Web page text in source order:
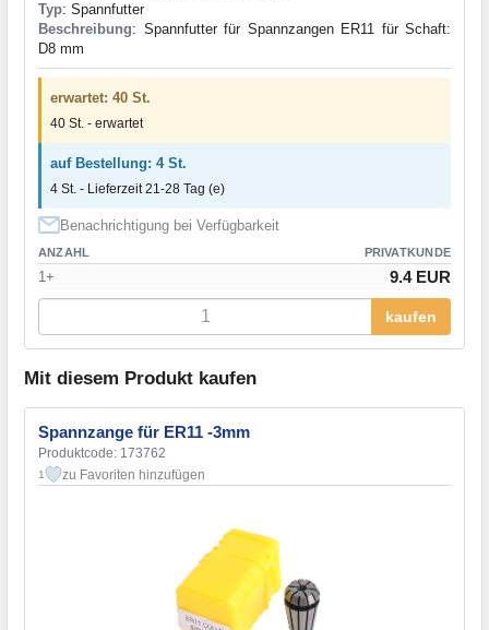
Typ: Spannfutter
Beschreibung: Spannfutter für Spannzangen ER11 für Schaft:
D8 mm
erwartet: 40 St.
40 St. - erwartet
auf Bestellung: 4 St.
4 St. - Lieferzeit 21-28 Tag (e)
Benachrichtigung bei Verfügbarkeit
ANZAHL PRIVATKUNDE
1+ 9.4 EUR
kaufen
Mit diesem Produkt kaufen
Spannzange für ER11 -3mm
Produktcode: 173762
1 zu Favoriten hinzufügen